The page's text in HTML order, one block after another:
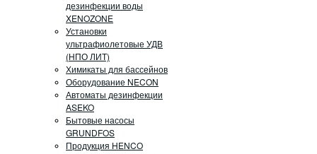
дезинфекции воды
XENOZONE
Установки
ультрафиолетовые УДВ
(НПО ЛИТ)
Химикаты для бассейнов
Оборудование NECON
Автоматы дезинфекции
ASEKO
Бытовые насосы
GRUNDFOS
Продукция HENCO